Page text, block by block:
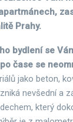
Prahy.
bydlení se
čase se
jako beton,
nevšední a
který